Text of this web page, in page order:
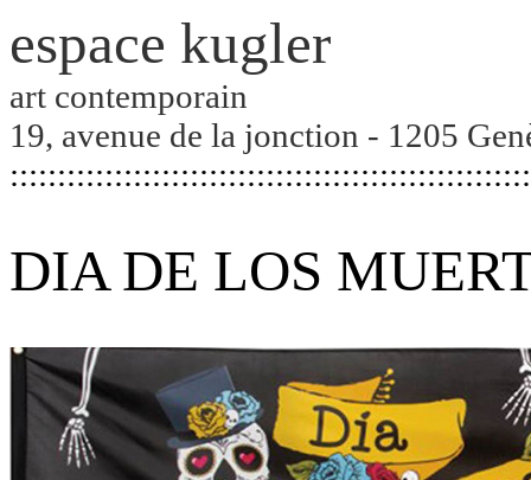
espace kugler
art contemporain
19, avenue de la jonction - 1205
DIA DE LOS